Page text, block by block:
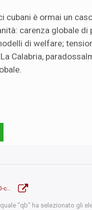
cubani è ormai un
carenza globale di
di welfare;
Calabria,
www.italianfacts.com/it/art-4850-calabria-il-caso-dei-medici-cubani-diventa-geopolitica
"qb" ha selezionato gli